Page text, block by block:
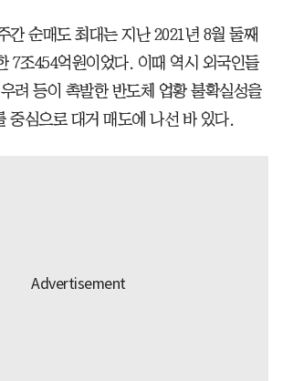
간 순매도 최대는 지난 2021년 8월 둘째
7조454억원이었다. 이때 역시 외국인들
려 등이 촉발한 반도체 업황 불확실성을
중심으로 대거 매도에 나선 바 있다.